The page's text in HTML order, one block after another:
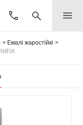
Емалі жаростійкі